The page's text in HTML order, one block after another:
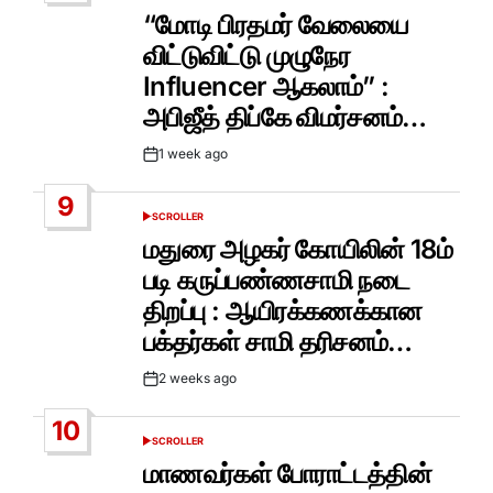
IN
“மோடி பிரதமர் வேலையை
விட்டுவிட்டு முழுநேர
Influencer ஆகலாம்” :
அபிஜீத் திப்கே விமர்சனம்…
Post1 week ago
9
POSTED
SCROLLER
மதுரை அழகர் கோயிலின் 18ம்
படி கருப்பண்ணசாமி நடை
திறப்பு : ஆயிரக்கணக்கான
பக்தர்கள் சாமி தரிசனம்…
Post2 weeks ago
10
POSTED
SCROLLER
மாணவர்கள் போராட்டத்தின்